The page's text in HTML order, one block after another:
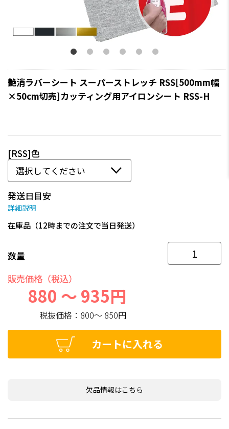
艶消ラバーシート スーパーストレッチ RSS[500mm幅
×50cm切売]カッティング用アイロンシート RSS-H
[RSS]色
発送日目安
詳細説明
在庫品（12時までの注文で当日発送）
数量
販売価格（税込）
880 ～ 935円
税抜価格： 800～ 850円
カートに入れる
欠品情報はこちら